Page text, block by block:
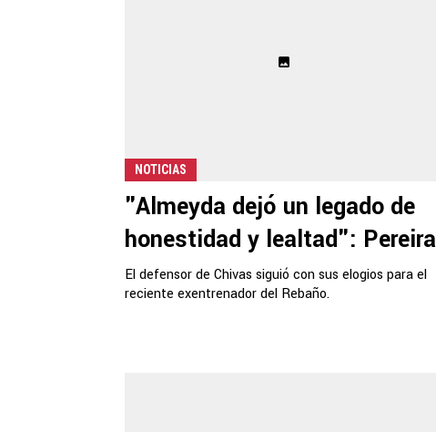
NOTICIAS
"Almeyda dejó un legado de
honestidad y lealtad": Pereira
El defensor de Chivas siguió con sus elogios para el
reciente exentrenador del Rebaño.